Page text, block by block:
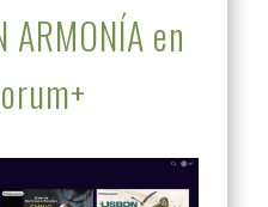
ARMONÍA en